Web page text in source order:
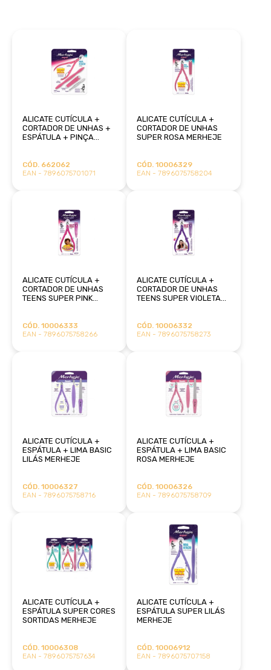
ALICATE CUTÍCULA +
CORTADOR DE UNHAS +
ESPÁTULA + PINÇA
CÓD. 662062
EAN - 7896075701071
ALICATE CUTÍCULA +
CORTADOR DE UNHAS
SUPER ROSA MERHEJE
CÓD. 10006329
EAN - 7896075758204
ALICATE CUTÍCULA +
CORTADOR DE UNHAS
TEENS SUPER PINK
CÓD. 10006333
EAN - 7896075758266
ALICATE CUTÍCULA +
CORTADOR DE UNHAS
TEENS SUPER VIOLETA
CÓD. 10006332
EAN - 7896075758273
ALICATE CUTÍCULA +
ESPÁTULA + LIMA BASIC
LILÁS MERHEJE
CÓD. 10006327
EAN - 7896075758716
ALICATE CUTÍCULA +
ESPÁTULA + LIMA BASIC
ROSA MERHEJE
CÓD. 10006326
EAN - 7896075758709
ALICATE CUTÍCULA +
ESPÁTULA SUPER CORES
SORTIDAS MERHEJE
CÓD. 10006308
EAN - 7896075757634
ALICATE CUTÍCULA +
ESPÁTULA SUPER LILÁS
MERHEJE
CÓD. 10006912
EAN - 7896075707158